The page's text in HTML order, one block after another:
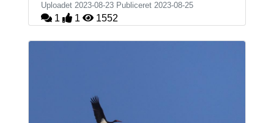
Uploadet 2023-08-23 Publiceret 2023-08-25
1 1 1552